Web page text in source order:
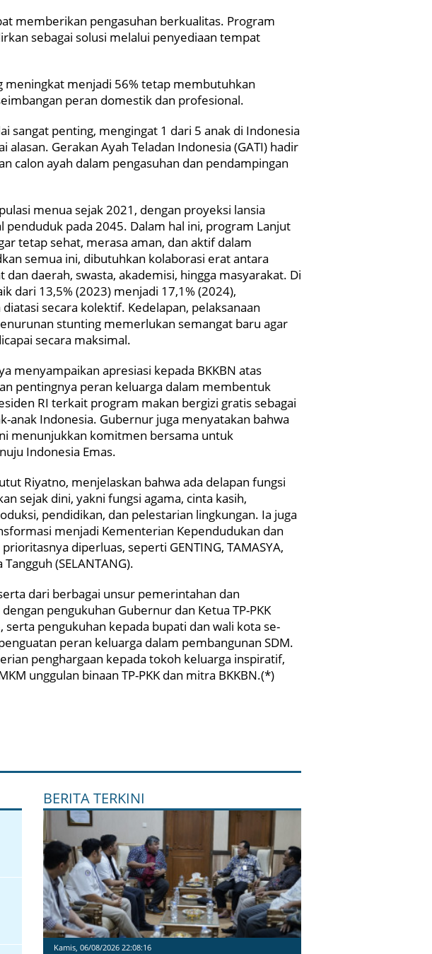
memberikan pengasuhan berkualitas. Program
sebagai solusi melalui penyediaan tempat
menjadi 56% tetap membutuhkan
peran domestik dan profesional.
sangat penting, mengingat 1 dari 5 anak di Indonesia
Gerakan Ayah Teladan Indonesia (GATI) hadir
calon ayah dalam pengasuhan dan pendampingan
menua sejak 2021, dengan proyeksi lansia
pada 2045. Dalam hal ini, program Lanjut
tetap sehat, merasa aman, dan aktif dalam
semua ini, dibutuhkan kolaborasi erat antara
daerah, swasta, akademisi, hingga masyarakat. Di
dari 13,5% (2023) menjadi 17,1% (2024),
secara kolektif. Kedelapan, pelaksanaan
stunting memerlukan semangat baru agar
secara maksimal.
menyampaikan apresiasi kepada BKKBN atas
pentingnya peran keluarga dalam membentuk
RI terkait program makan bergizi gratis sebagai
anak Indonesia. Gubernur juga menyatakan bahwa
menunjukkan komitmen bersama untuk
Indonesia Emas.
Riyatno, menjelaskan bahwa ada delapan fungsi
sejak dini, yakni fungsi agama, cinta kasih,
pendidikan, dan pelestarian lingkungan. Ia juga
menjadi Kementerian Kependudukan dan
diperluas, seperti GENTING, TAMASYA,
(SELANTANG).
dari berbagai unsur pemerintahan dan
pengukuhan Gubernur dan Ketua TP-PKK
serta pengukuhan kepada bupati dan wali kota se-
peran keluarga dalam pembangunan SDM.
penghargaan kepada tokoh keluarga inspiratif,
unggulan binaan TP-PKK dan mitra BKKBN.(*)
BERITA TERKINI
Kamis, 06/08/2026 22:08:16